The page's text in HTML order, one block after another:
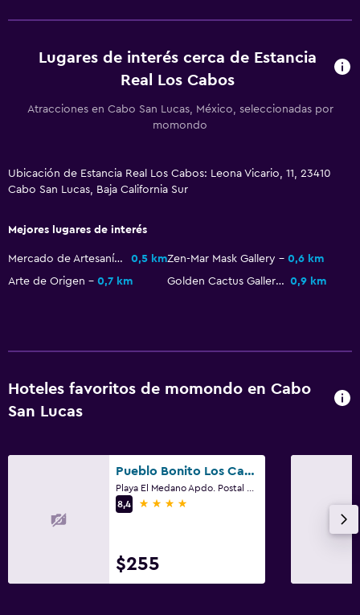
Microondas
Salud y seguridad
Limpieza diaria
Seguridad las 24 horas
Caja fuerte
Sala de estar/TV compartida
TV por cable o vía satélite
Lugares de interés cerca de Estancia
Real Los Cabos
Atracciones en Cabo San Lucas, México, seleccionadas por
momondo
Ubicación de Estancia Real Los Cabos: Leona Vicario, 11, 23410
Cabo San Lucas, Baja California Sur
Mejores lugares de interés
Mercado de Artesanías en la Marina 0,5 kmZen-Mar Mask Gallery
0,6 km
Arte de Origen
0,7 km Golden Cactus Gallery 0,9 km
Hoteles favoritos de momondo en Cabo
San Lucas
Pueblo Bonito Los Cabos Blanco
8,4
4 estrellas
$255